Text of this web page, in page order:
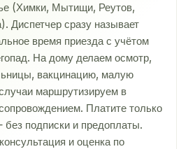
(Химки, Мытищи, Реутов,
сразу называет
время приезда с учётом
На дому делаем осмотр,
вакцинацию, малую
маршрутизируем в
Платите только
подписки и предоплаты.
и оценка по